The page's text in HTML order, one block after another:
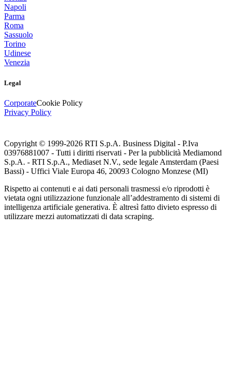
Napoli
Parma
Roma
Sassuolo
Torino
Udinese
Venezia
Legal
CorporateCookie Policy
Privacy Policy
Copyright © 1999-2026 RTI S.p.A. Business Digital - P.Iva
03976881007 - Tutti i diritti riservati - Per la pubblicità Mediamond
S.p.A. - RTI S.p.A., Mediaset N.V., sede legale Amsterdam (Paesi
Bassi) - Uffici Viale Europa 46, 20093 Cologno Monzese (MI)
Rispetto ai contenuti e ai dati personali trasmessi e/o riprodotti è
vietata ogni utilizzazione funzionale all’addestramento di sistemi di
intelligenza artificiale generativa. È altresì fatto divieto espresso di
utilizzare mezzi automatizzati di data scraping.